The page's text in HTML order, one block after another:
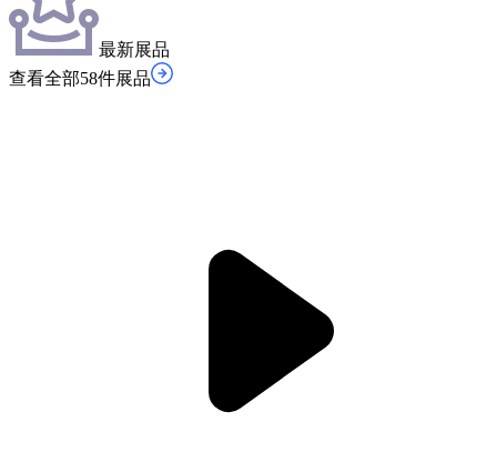
最新展品
查看全部58件展品